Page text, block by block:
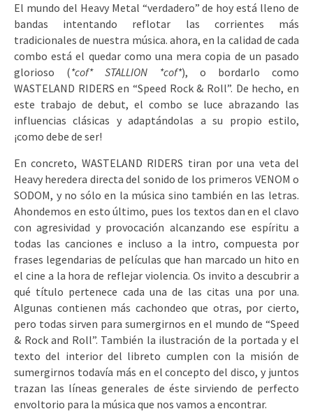
El mundo del Heavy Metal “verdadero” de hoy está lleno de
bandas intentando reflotar las corrientes más
tradicionales de nuestra música. ahora, en la calidad de cada
combo está el quedar como una mera copia de un pasado
glorioso (*cof* STALLION *cof*), o bordarlo como
WASTELAND RIDERS en “Speed Rock & Roll”. De hecho, en
este trabajo de debut, el combo se luce abrazando las
influencias clásicas y adaptándolas a su propio estilo,
¡como debe de ser!
En concreto, WASTELAND RIDERS tiran por una veta del
Heavy heredera directa del sonido de los primeros VENOM o
SODOM, y no sólo en la música sino también en las letras.
Ahondemos en esto último, pues los textos dan en el clavo
con agresividad y provocación alcanzando ese espíritu a
todas las canciones e incluso a la intro, compuesta por
frases legendarias de películas que han marcado un hito en
el cine a la hora de reflejar violencia. Os invito a descubrir a
qué título pertenece cada una de las citas una por una.
Algunas contienen más cachondeo que otras, por cierto,
pero todas sirven para sumergirnos en el mundo de “Speed
& Rock and Roll”. También la ilustración de la portada y el
texto del interior del libreto cumplen con la misión de
sumergirnos todavía más en el concepto del disco, y juntos
trazan las líneas generales de éste sirviendo de perfecto
envoltorio para la música que nos vamos a encontrar.